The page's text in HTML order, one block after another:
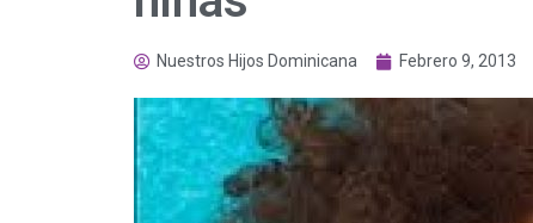
Nuestros Hijos Dominicana Febrero 9, 2013